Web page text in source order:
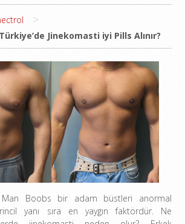
>
Jinekomasti iyi Pills Alınır?
Man Boobs bir adam büstleri anormal
yanı sıra en yaygın faktördür. Ne